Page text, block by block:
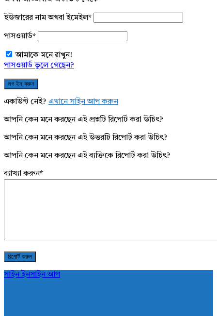
ইউজারের নাম অথবা ইমেইল*
পাসওয়ার্ড*
আমাকে মনে রাখুন!
পাসওয়ার্ড ভুলে গেছেন?
একাউন্ট নেই? এখানে সাইন আপ করুন
আপনি কেন মনে করছেন এই প্রশ্নটি রিপোর্ট করা উচিৎ?
আপনি কেন মনে করছেন এই উত্তরটি রিপোর্ট করা উচিৎ?
আপনি কেন মনে করছেন এই ব্যক্তিকে রিপোর্ট করা উচিৎ?
ব্যাখ্যা করুন*
সাইন ইনসাইন আপ